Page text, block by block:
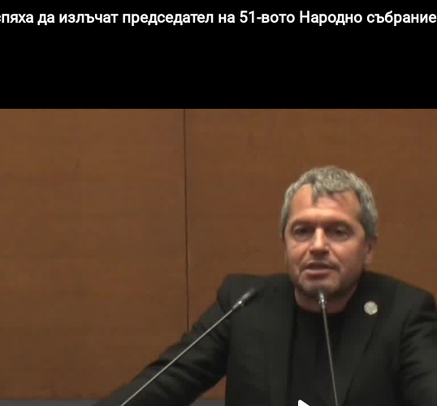
да излъчат председател на 51-вото Народно събрание